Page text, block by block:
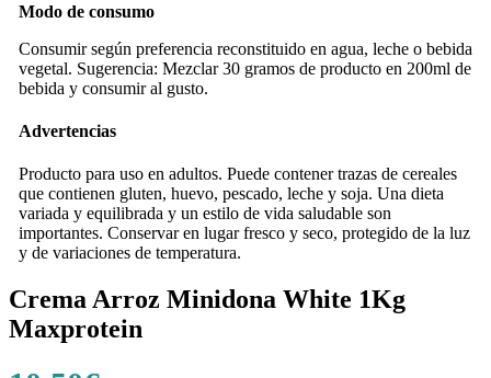
Modo de consumo
Consumir según preferencia reconstituido en agua, leche o bebida
vegetal. Sugerencia: Mezclar 30 gramos de producto en 200ml de
bebida y consumir al gusto.
Advertencias
Producto para uso en adultos. Puede contener trazas de cereales
que contienen gluten, huevo, pescado, leche y soja. Una dieta
variada y equilibrada y un estilo de vida saludable son
importantes. Conservar en lugar fresco y seco, protegido de la luz
y de variaciones de temperatura.
Crema Arroz Minidona White 1Kg
Maxprotein